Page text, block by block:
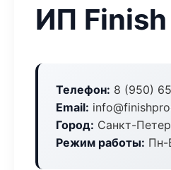
ИП
Телефон: 8 (950)
Email:
Город: Санкт-
Режим работы: Пн-